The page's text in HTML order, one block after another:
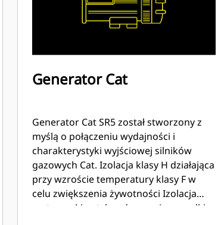
Generator Cat
Generator Cat SR5 został stworzony z
myślą o połączeniu wydajności i
charakterystyki wyjściowej silników
gazowych Cat. Izolacja klasy H działająca
przy wzroście temperatury klasy F w
celu zwiększenia żywotności Izolacja
systemu 4 i antykondensacyjne grzałki